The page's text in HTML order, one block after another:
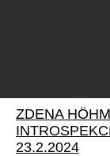
ZDENA
23.2.2024